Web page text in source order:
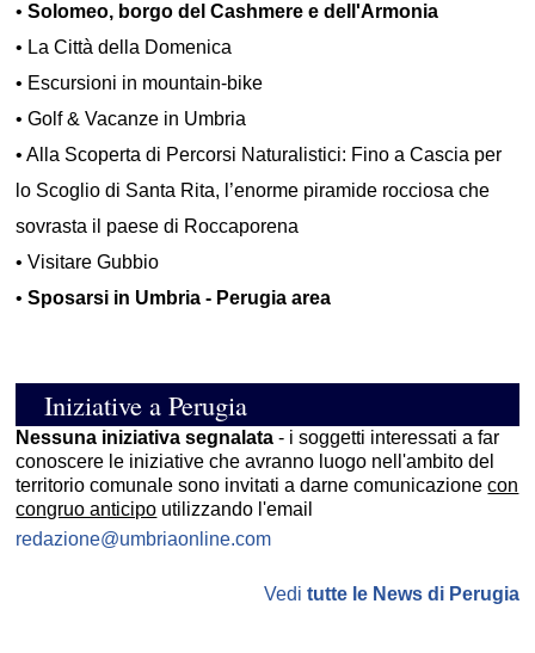
•Solomeo, borgo del Cashmere e dell'Armonia
• La Città della Domenica
• Escursioni in mountain-bike
•Golf & Vacanze in Umbria
•Alla Scoperta di Percorsi Naturalistici: Fino a Cascia per
lo Scoglio di Santa Rita, l’enorme piramide rocciosa che
sovrasta il paese di Roccaporena
•Visitare Gubbio
•Sposarsi in Umbria - Perugia area
Iniziative a Perugia
Nessuna iniziativa segnalata - i soggetti interessati a far
conoscere le iniziative che avranno luogo nell'ambito del
territorio comunale sono invitati a darne comunicazionecon
congruo anticipo utilizzando l'email
redazione@umbriaonline.com
Vedi tutte le News di Perugia